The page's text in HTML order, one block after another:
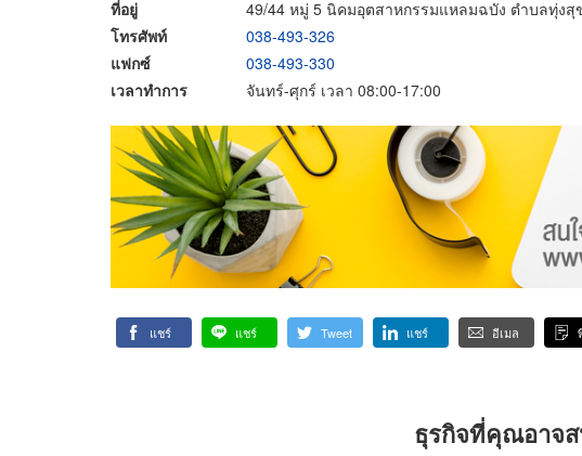
ที่อยู่
49/44 หมู่ 5 นิคมอุตสาหกรรมแหลมฉบัง ตำบลทุ่งสุ
โทรศัพท์
038-493-326
แฟกซ์
038-493-330
เวลาทำการ
จันทร์-ศุกร์ เวลา 08:00-17:00
แชร์ แชร์ Tweet แชร์ อีเมล
ธุรกิจที่คุณอาจ